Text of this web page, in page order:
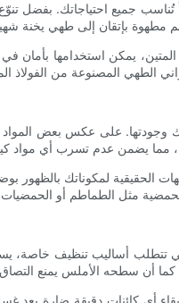
جميع احتياجاتك. بفضل
يمكن استخدامها بأمان
على عكس بعض المواد
الحقيقية لمكوناتك بالظهور
تتطلب أساليب تنظيف خاصة،